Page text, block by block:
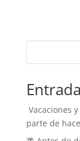
Vacaciones
parte de